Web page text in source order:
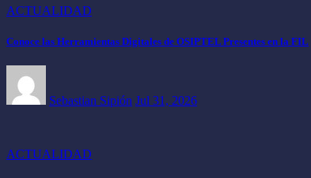
ACTUALIDAD
Conoce las Herramientas Digitales de OSIPTEL Presentes en la FIL
Sebastian Sipión Jul 31, 2026
ACTUALIDAD